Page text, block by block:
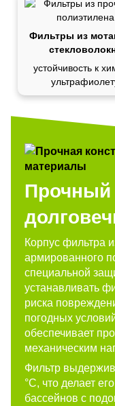
Фильтры из
устойчивость к
Прочный
Корпус фильтра
армированного
специальной
устанавливать
риска
погодных
обеспечивает
механическим
Фильтр
°С, что делает
бассейнов с